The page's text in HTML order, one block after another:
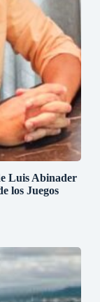
Luis Abinader
los Juegos